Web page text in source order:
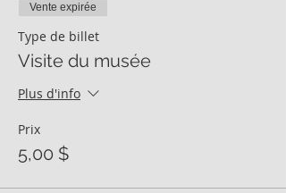
Vente expirée
Type de billet
Visite du musée
Plus d'info
Prix
5,00 $